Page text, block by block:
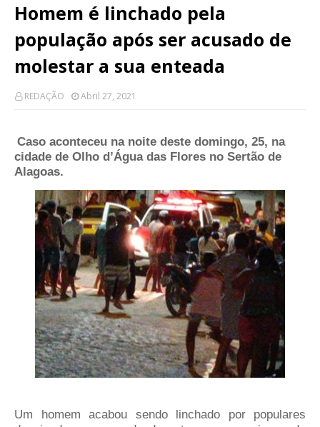
Homem é linchado pela
população após ser acusado de
molestar a sua enteada
REDAÇÃO Abril 27, 2021
Caso aconteceu na noite deste domingo, 25, na
cidade de Olho d’Água das Flores no Sertão de
Alagoas.
Um homem acabou sendo linchado por populares